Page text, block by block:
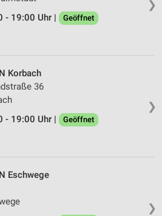
❯
- 19:00 Uhr |
Geöffnet
❯
Korbach
36
- 19:00 Uhr |
Geöffnet
❯
Eschwege
zur Auswahl
von Inhalten
durch Statistiken oder
aus verschiedenen
Daten zur Auswahl von